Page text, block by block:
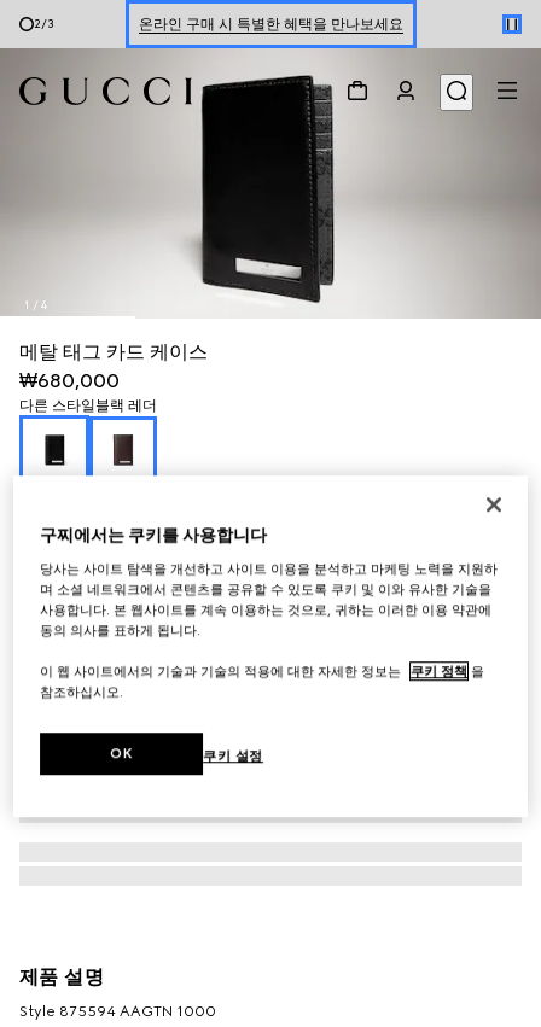
2/3 온라인 구매 시 특별한 혜택을 만나보세요
신세계 강남 팝업 스토어 예약하기 7/30-8/9
한정 기간 만나보는 장기 무이자 할부 서비스
1 / 4
메탈 태그 카드 케이스
₩680,000
다른 스타일 블랙 레더
제품 설명
Style ‎875594 AAGTN 1000
구찌에서는 쿠키를 사용합니다
당사는 사이트 탐색을 개선하고 사이트 이용을 분석하고 마케팅 노력을 지원하
며 소셜 네트워크에서 콘텐츠를 공유할 수 있도록 쿠키 및 이와 유사한 기술을
사용합니다. 본 웹사이트를 계속 이용하는 것으로, 귀하는 이러한 이용 약관에
동의 의사를 표하게 됩니다.
이 웹 사이트에서의 기술과 기술의 적용에 대한 자세한 정보는 쿠키 정책 을
참조하십시오.
쿠키 설정
OK